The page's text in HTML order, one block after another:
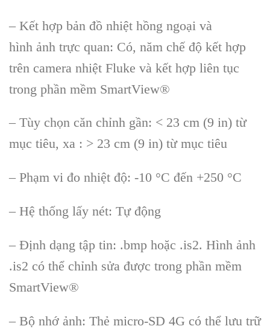
– Kết hợp bản đồ nhiệt hồng ngoại và
hình ảnh trực quan: Có, năm chế độ kết hợp
trên camera nhiệt Fluke và kết hợp liên tục
trong phần mềm SmartView®
– Tùy chọn căn chỉnh gần: < 23 cm (9 in) từ
mục tiêu, xa : > 23 cm (9 in) từ mục tiêu
– Phạm vi đo nhiệt độ: -10 °C đến +250 °C
– Hệ thống lấy nét: Tự động
– Định dạng tập tin: .bmp hoặc .is2. Hình ảnh
.is2 có thể chỉnh sửa được trong phần mềm
SmartView®
– Bộ nhớ ảnh: Thẻ micro-SD 4G có thể lưu trữ